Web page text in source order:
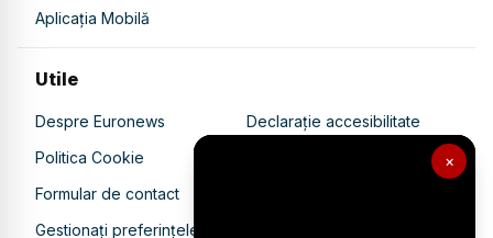
×
Aplicația Mobilă
Utile
Despre Euronews
Declarație accesibilitate
Politica Cookie
Politica de confidențialitate
Formular de contact
Gestionați preferințele